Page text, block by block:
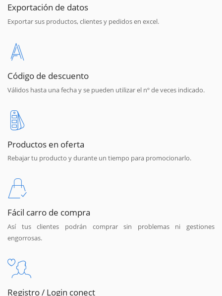
Exportación de datos
Exportar sus productos, clientes y pedidos en excel.
Código de descuento
Válidos hasta una fecha y se pueden utilizar el nº de veces indicado.
Productos en oferta
Rebajar tu producto y durante un tiempo para promocionarlo.
Fácil carro de compra
Así tus clientes podrán comprar sin problemas ni gestiones
engorrosas.
Registro / Login conect